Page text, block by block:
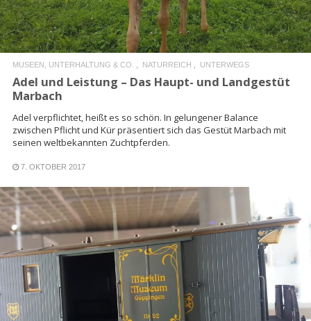
MUSEEN, UNTERHALTUNG & CO. NATURREICH UNTERWEGS
Adel und Leistung – Das Haupt- und Landgestüt
Marbach
Adel verpflichtet, heißt es so schön. In gelungener Balance
zwischen Pflicht und Kür präsentiert sich das Gestüt Marbach mit
seinen weltbekannten Zuchtpferden.
7. OKTOBER 2017
READ MORE